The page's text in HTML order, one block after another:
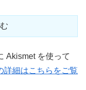
Akismet を使って
詳細はこちらをご覧